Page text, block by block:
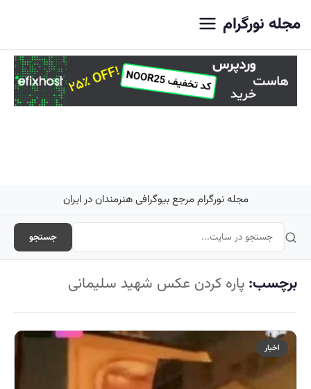
مجله نورگرام
مجله نورگرام مرجع بیوگرافی هنرمندان در ایران
جستجو
برچسب: پاره کردن عکس شهید سلیمانی
اخبار